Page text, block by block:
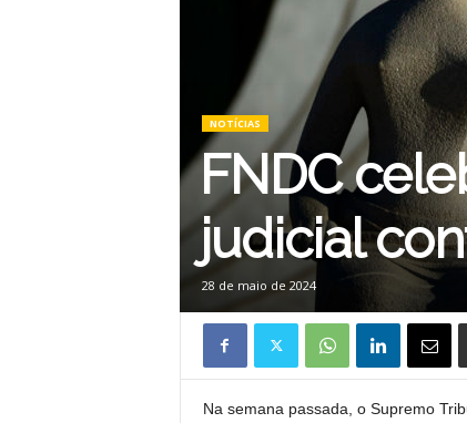
NOTÍCIAS
FNDC
judicial
28 de maio de 2024
Na semana passada, o Supremo